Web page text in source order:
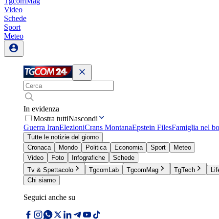
Video
Schede
Sport
Meteo
In evidenza
Mostra tuttiNascondi
Guerra IranElezioniCrans MontanaEpstein FilesFamiglia nel
Tutte le notizie del giorno
Cronaca
Mondo Politica Economia Sport
Meteo
Video
Foto Infografiche
Schede
Tv & Spettacolo
TgcomLab TgcomMag TgTech
Chi siamo
Seguici anche su